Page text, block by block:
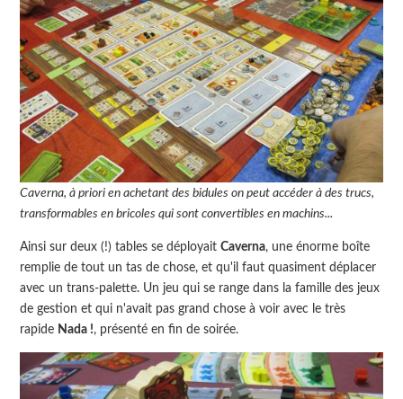
Caverna, à priori en achetant des bidules on peut accéder à des trucs,
transformables en bricoles qui sont convertibles en machins...
Ainsi sur deux (!) tables se déployaitCaverna, une énorme boîte
remplie de tout un tas de chose, et qu'il faut quasiment déplacer
avec un trans-palette. Un jeu qui se range dans la famille des jeux
de gestion et qui n'avait pas grand chose à voir avec le très
rapide Nada !, présenté en fin de soirée.